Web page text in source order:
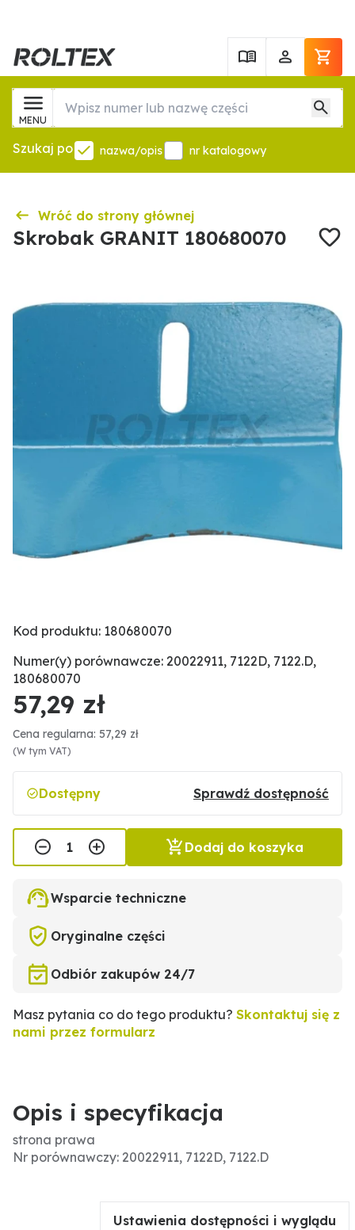
MENU
Szukaj po nazwa/opis nr katalogowy
Wróć do strony głównej
Skrobak GRANIT 180680070
Kod produktu: 180680070
Numer(y) porównawcze: 20022911, 7122D, 7122.D,
180680070
57,29 zł
Cena regularna: 57,29 zł
(W tym VAT)
Dostępny Sprawdź dostępność
Dodaj do koszyka
Wsparcie techniczne
Oryginalne części
Odbiór zakupów 24/7
Masz pytania co do tego produktu? Skontaktuj się z
nami przez formularz
Opis i specyfikacja
strona prawa
Nr porównawczy: 20022911, 7122D, 7122.D
Ustawienia dostępności i wyglądu